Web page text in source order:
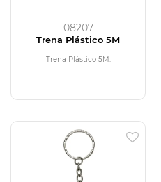
08207
Trena Plástico 5M
Trena Plástico 5M.